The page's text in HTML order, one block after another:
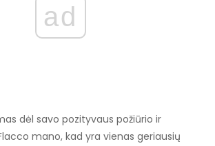
ad
dėl savo pozityvaus požiūrio ir
mano, kad yra vienas geriausių